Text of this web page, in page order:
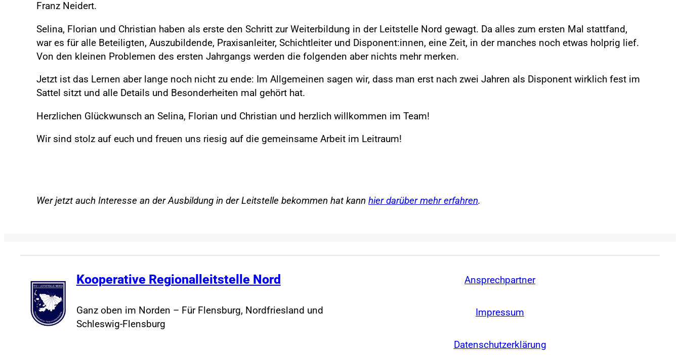
Franz Neidert.
Selina, Florian und Christian haben als erste den Schritt zur Weiterbildung in der Leitstelle Nord gewagt. Da alles zum ersten Mal stattfand,
war es für alle Beteiligten, Auszubildende, Praxisanleiter, Schichtleiter und Disponent:innen, eine Zeit, in der manches noch etwas holprig lief.
Von den kleinen Problemen des ersten Jahrgangs werden die folgenden aber nichts mehr merken.
Jetzt ist das Lernen aber lange noch nicht zu ende: Im Allgemeinen sagen wir, dass man erst nach zwei Jahren als Disponent wirklich fest im
Sattel sitzt und alle Details und Besonderheiten mal gehört hat.
Herzlichen Glückwunsch an Selina, Florian und Christian und herzlich willkommen im Team!
Wir sind stolz auf euch und freuen uns riesig auf die gemeinsame Arbeit im Leitraum!
Wer jetzt auch Interesse an der Ausbildung in der Leitstelle bekommen hat kann hier darüber mehr erfahren.
Kooperative Regionalleitstelle Nord
Ganz oben im Norden – Für Flensburg, Nordfriesland und
Schleswig-Flensburg
Ansprechpartner
Impressum
Datenschutzerklärung